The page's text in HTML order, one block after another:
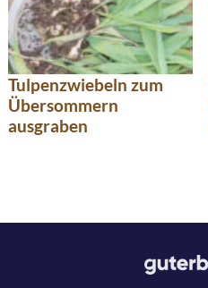
Tulpenzwiebeln zum
Übersommern
ausgraben